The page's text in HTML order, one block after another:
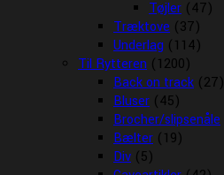
Tøjler (47)
Træktove (37)
Underlag (114)
Til Rytteren (1200)
Back on track (27)
Bluser (45)
Brocher/slipsenåle
Bælter (19)
Div (5)